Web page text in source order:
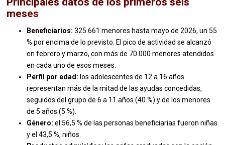
meses
Beneficiarios: 325.661 menores hasta mayo de 2026, un 55
% por encima de lo previsto. El pico de actividad se alcanzó
en febrero y marzo, con más de 70.000 menores atendidos
en cada uno de esos meses.
Perfil por edad: los adolescentes de 12 a 16 años
representan más de la mitad de las ayudas concedidas,
seguidos del grupo de 6 a 11 años (40 %) y de los menores
de 5 años (5 %).
Género: el 56,5 % de las personas beneficiarias fueron niñas
y el 43,5 %, niños.